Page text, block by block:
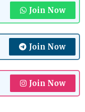
Join Now
Join Now
Join Now